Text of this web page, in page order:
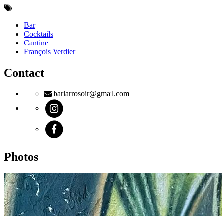
Bar
Cocktails
Cantine
François Verdier
Contact
barlarrosoir@gmail.com
Photos